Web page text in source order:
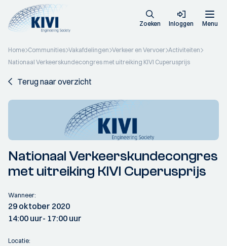
Zoeken Inloggen Menu
Home Communities Vakafdelingen Verkeer en Vervoer Activiteiten
Nationaal Verkeerskundecongres met uitreiking KIVI Cuperusprijs
Terug naar overzicht
Nationaal Verkeerskundecongres
met uitreiking KIVI Cuperusprijs
Wanneer:
29 oktober 2020
14:00 uur- 17:00 uur
Locatie: